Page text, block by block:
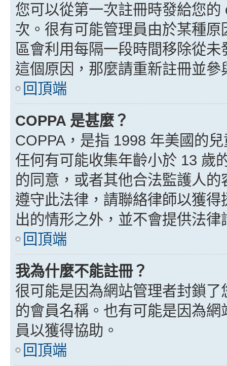
您可以從第一次註冊時發給您
次。很有可能管理員由於某種
區會利用每隔一段時間移除從
這個原因，那麼請重新註冊並參
回頂端
COPPA 是甚麼？
COPPA，是指 1998 年美國的
任何有可能收集年齡小於 13 歲
的同意，或者其他合法監護人
遵守此法律，請聯絡律師以獲
出的情形之外，並不會提供法
回頂端
我為什麼不能註冊？
很可能是因為網站管理者封鎖
的會員名稱。也有可能是因為
員以獲得協助。
回頂端